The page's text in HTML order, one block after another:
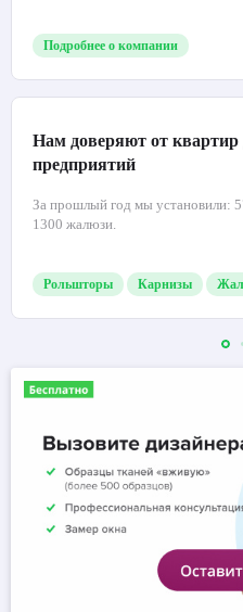
Подробнее о компании
Нам доверяют от
предприятий
За прошлый год мы установили:
1300 жалюзи.
Рольшторы Карнизы